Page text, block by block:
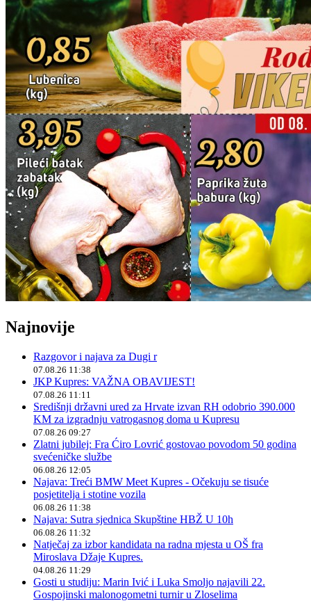
Najnovije
Razgovor i najava za Dugi r
07.08.26 11:38
JKP Kupres: VAŽNA OBAVIJEST!
07.08.26 11:11
Središnji državni ured za Hrvate izvan RH odobrio 390.000
KM za izgradnju vatrogasnog doma u Kupresu
07.08.26 09:27
Zlatni jubilej: Fra Ćiro Lovrić gostovao povodom 50 godina
svećeničke službe
06.08.26 12:05
Najava: Treći BMW Meet Kupres - Očekuju se tisuće
posjetitelja i stotine vozila
06.08.26 11:38
Najava: Sutra sjednica Skupštine HBŽ U 10h
06.08.26 11:32
Natječaj za izbor kandidata na radna mjesta u OŠ fra
Miroslava Džaje Kupres.
04.08.26 11:29
Gosti u studiju: Marin Ivić i Luka Smoljo najavili 22.
Gospojinski malonogometni turnir u Zloselima